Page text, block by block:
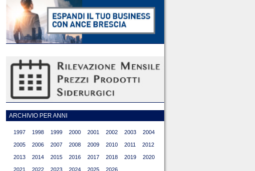
ARCHIVIO PER ANNI
1997 1998 1999 2000 2001 2002 2003 2004
2005 2006 2007 2008 2009 2010 2011 2012
2013 2014 2015 2016 2017 2018 2019 2020
2021 2022 2023 2024 2025 2026